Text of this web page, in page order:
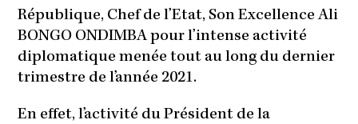
République, Chef de l’Etat, Son Excellence Ali
BONGO ONDIMBA pour l’intense activité
diplomatique menée tout au long du dernier
trimestre de l’année 2021.
En effet, l’activité du Président de la